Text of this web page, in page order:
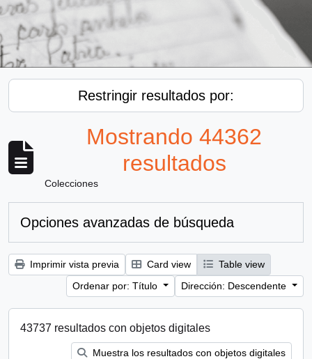
Restringir resultados por:
Mostrando 44362
resultados
Colecciones
Opciones avanzadas de búsqueda
Imprimir vista previa Card view
Table view
Ordenar por: Título
Dirección: Descendente
43737 resultados con objetos digitales
Muestra los resultados con objetos digitales